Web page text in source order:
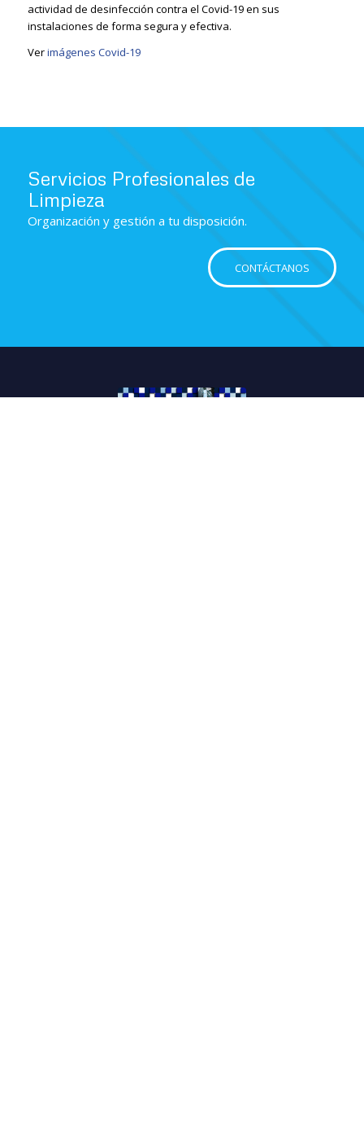
actividad de desinfección contra el Covid-19 en sus
instalaciones de forma segura y efectiva.
Verimágenes Covid-19
Servicios Profesionales de
Limpieza
Organización y gestión a tu disposición.
CONTÁCTANOS